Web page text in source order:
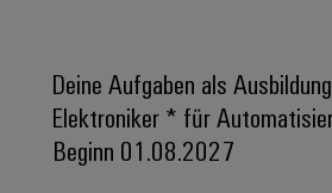
Sicherheit
für
moderne
Energienetze
Smart
Cabinet
Building
Verteilerboxen
Elektronik
Weidmüller
Configurator
Kundenservice
Webshop
|
Kundenmagazin
Länder
Für
Schülerinnen
und
Deine Aufgaben als
Elektroniker * für
Beginn 01.08.2027